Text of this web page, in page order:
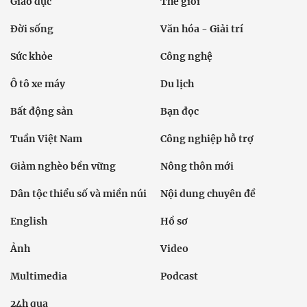
Đời sống Văn hóa - Giải trí
Sức khỏe Công nghệ
Ô tô xe máy Du lịch
Bất động sản Bạn đọc
Tuần Việt Nam Công nghiệp hỗ trợ
Giảm nghèo bền vững Nông thôn mới
Dân tộc thiểu số và miền núi Nội dung chuyên đề
English Hồ sơ
Ảnh Video
Multimedia Podcast
24h qua